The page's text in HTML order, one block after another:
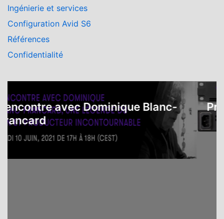
Ingénierie et services
Configuration Avid S6
Références
Confidentialité
avec Dominique Blanc-